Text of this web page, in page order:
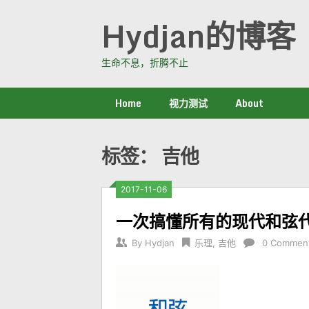
Hydjan的博客
生命不息，折腾不止
Home 视力测试 About
标签： 吉他
2017-11-06
一次搞懂所有的现代和弦
By Hydjan 乐理 吉他 0